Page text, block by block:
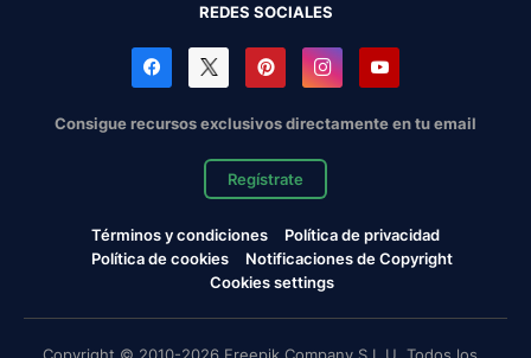
REDES SOCIALES
Consigue recursos exclusivos directamente en tu email
Regístrate
Términos y condiciones
Política de privacidad
Política de cookies
Notificaciones de Copyright
Cookies settings